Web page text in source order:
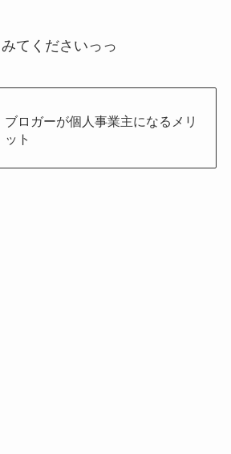
てくださいっっ
ブロガーが個人事業主になるメリ
ット